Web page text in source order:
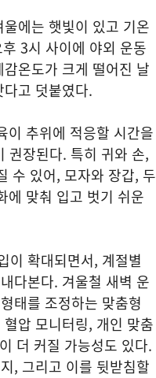
에는 햇빛이 있고 기온
3시 사이에 야외 운동
온도가 크게 떨어진 날
고 덧붙였다.
이 추위에 적응할 시간을
권장된다. 특히 귀와 손,
수 있어, 모자와 장갑, 두
에 맞춰 입고 벗기 쉬운
이 확대되면서, 계절별
다본다. 겨울철 새벽 운
태를 조정하는 맞춤형
압 모니터링, 개인 맞춤
더 커질 가능성도 있다.
, 그리고 이를 뒷받침할